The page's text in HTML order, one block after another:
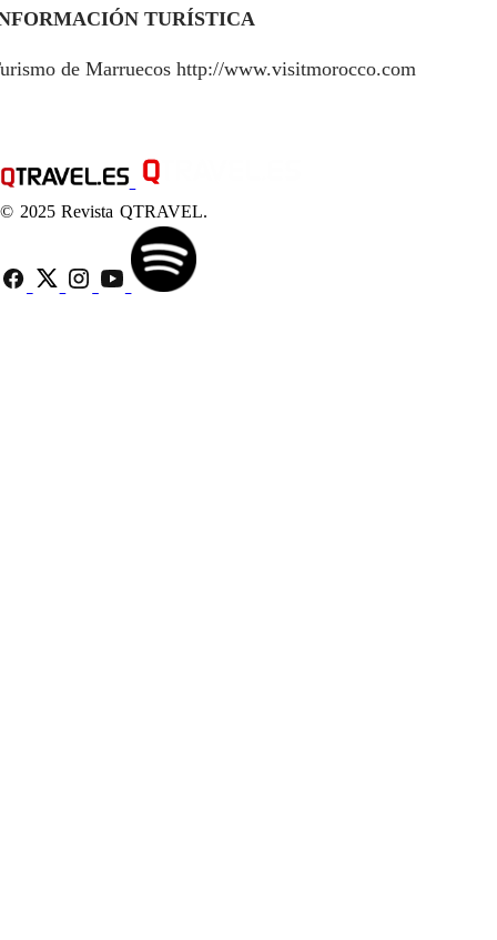
TURÍSTICA
de Marruecos http://www.visitmorocco.com
© 2025 Revista QTRAVEL.